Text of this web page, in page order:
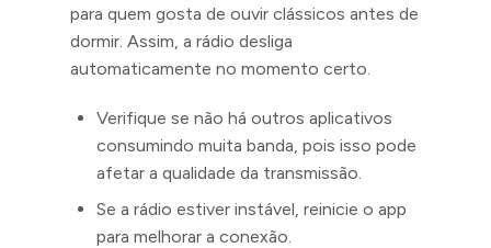
para quem gosta de ouvir clássicos antes de
dormir. Assim, a rádio desliga
automaticamente no momento certo.
Verifique se não há outros aplicativos
consumindo muita banda, pois isso pode
afetar a qualidade da transmissão.
Se a rádio estiver instável, reinicie o app
para melhorar a conexão.